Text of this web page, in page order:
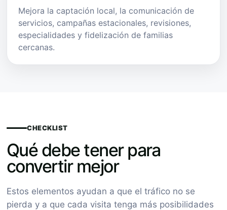
Mejora la captación local, la comunicación de
servicios, campañas estacionales, revisiones,
especialidades y fidelización de familias
cercanas.
CHECKLIST
Qué debe tener para
convertir mejor
Estos elementos ayudan a que el tráfico no se
pierda y a que cada visita tenga más posibilidades